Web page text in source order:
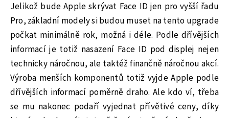
Jelikož bude Apple skrývat Face ID jen pro vyšší řadu
Pro, základní modely si budou muset na tento upgrade
počkat minimálně rok, možná i déle. Podle dřívějších
informací je totiž nasazení Face ID pod displej nejen
technicky náročnou, ale taktéž finančně náročnou akcí.
Výroba menších komponentů totiž vyjde Apple podle
dřívějších informací poměrně draho. Ale kdo ví, třeba
se mu nakonec podaří vyjednat přívětivé ceny, díky